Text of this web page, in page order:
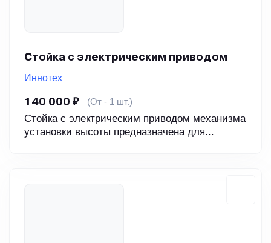
Стойка с электрическим приводом
Иннотех
140 000 ₽ (От - 1 шт.)
Стойка с электрическим приводом механизма
установки высоты предназначена для...